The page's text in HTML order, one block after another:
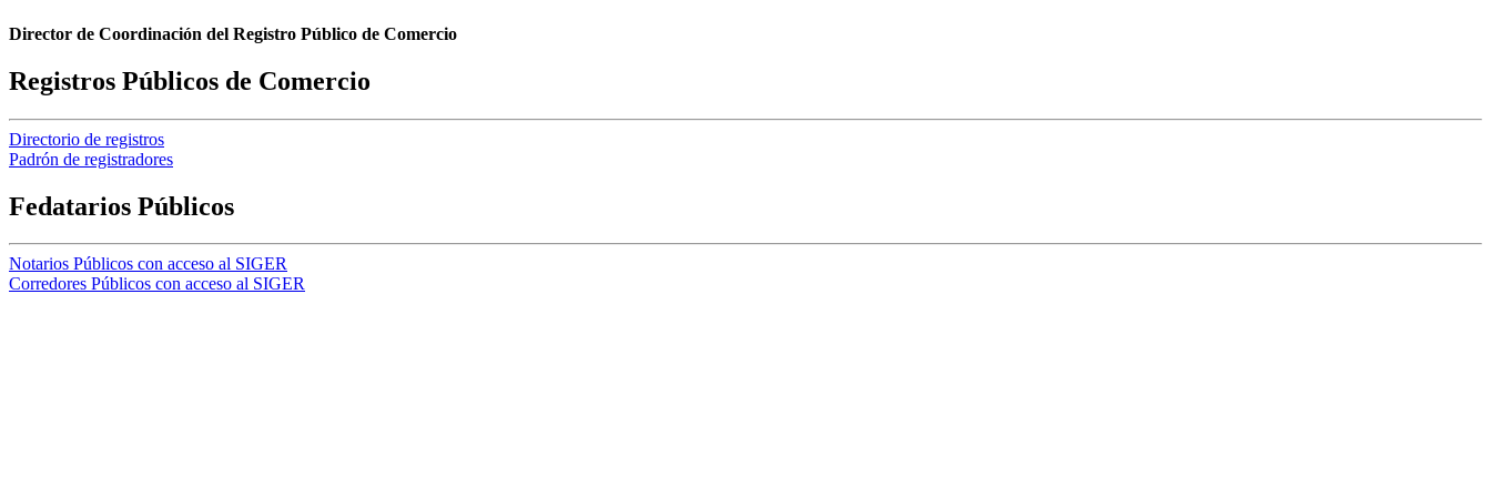
Director de Coordinación del Registro Público de Comercio
Registros Públicos de Comercio
Directorio de registros
Padrón de registradores
Fedatarios Públicos
Notarios Públicos con acceso al SIGER
Corredores Públicos con acceso al SIGER